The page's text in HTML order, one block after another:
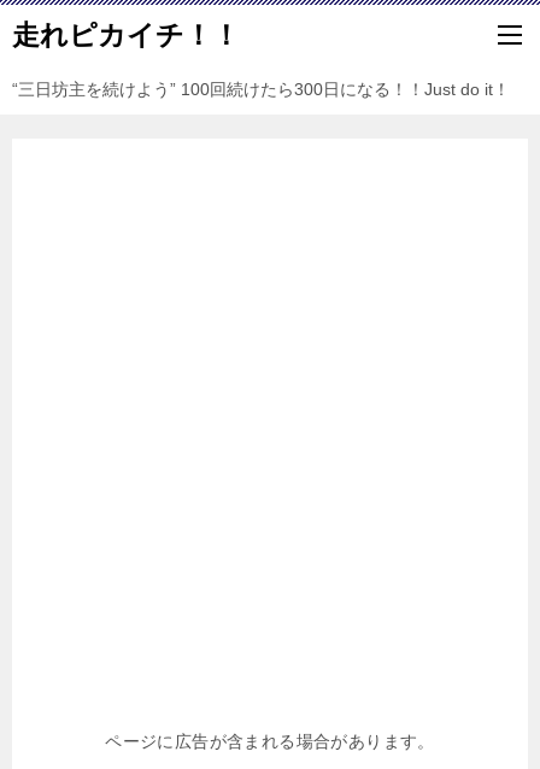
走れピカイチ！！
“三日坊主を続けよう” 100回続けたら300日になる！！Just do it！
ページに広告が含まれる場合があります。